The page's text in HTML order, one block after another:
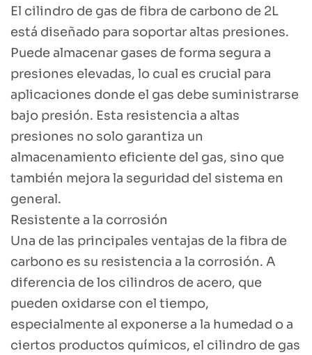
El cilindro de gas de fibra de carbono de 2L
está diseñado para soportar altas presiones.
Puede almacenar gases de forma segura a
presiones elevadas, lo cual es crucial para
aplicaciones donde el gas debe suministrarse
bajo presión. Esta resistencia a altas
presiones no solo garantiza un
almacenamiento eficiente del gas, sino que
también mejora la seguridad del sistema en
general.
Resistente a la corrosión
Una de las principales ventajas de la fibra de
carbono es su resistencia a la corrosión. A
diferencia de los cilindros de acero, que
pueden oxidarse con el tiempo,
especialmente al exponerse a la humedad o a
ciertos productos químicos, el cilindro de gas